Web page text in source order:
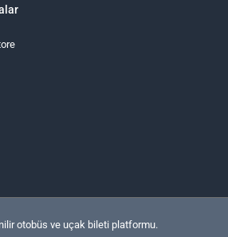
otobüs ve uçak bileti platformu.